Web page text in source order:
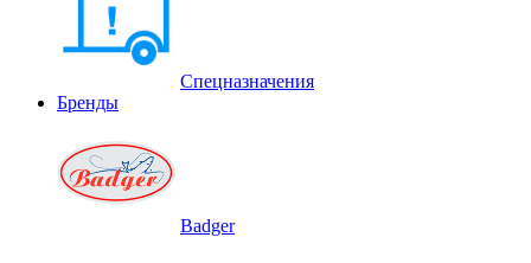
Спецназначения
Бренды
Badger